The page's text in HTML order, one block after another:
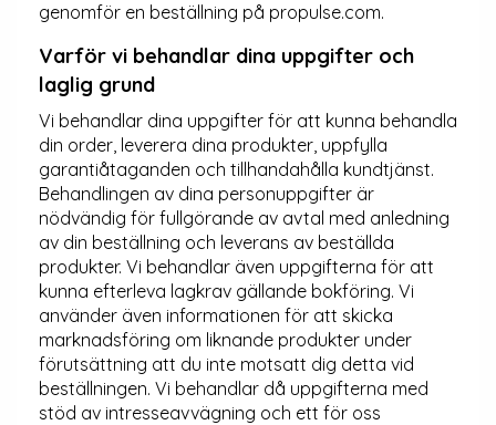
genomför en beställning på propulse.com.
Varför vi behandlar dina uppgifter och
laglig grund
Vi behandlar dina uppgifter för att kunna behandla
din order, leverera dina produkter, uppfylla
garantiåtaganden och tillhandahålla kundtjänst.
Behandlingen av dina personuppgifter är
nödvändig för fullgörande av avtal med anledning
av din beställning och leverans av beställda
produkter. Vi behandlar även uppgifterna för att
kunna efterleva lagkrav gällande bokföring. Vi
använder även informationen för att skicka
marknadsföring om liknande produkter under
förutsättning att du inte motsatt dig detta vid
beställningen. Vi behandlar då uppgifterna med
stöd av intresseavvägning och ett för oss